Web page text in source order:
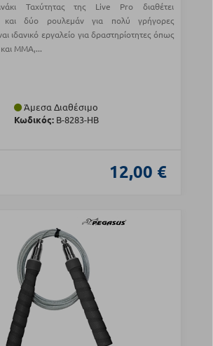
Ταχύτητας της Live Pro διαθέτει
και δύο ρουλεμάν για πολύ γρήγορες
ιδανικό εργαλείο για δραστηρίοτητες όπως
MMA,...
Άμεσα Διαθέσιμο
Κωδικός:Β-8283-HB
12,00 €